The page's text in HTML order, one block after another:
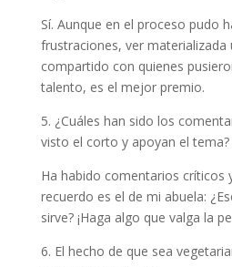
Sí. Aunque en el proceso pudo
frustraciones, ver materializada
compartido con quienes
talento, es el mejor premio.
5. ¿Cuáles han sido los
visto el corto y apoyan el tema?
Ha habido comentarios críticos
recuerdo es el de mi abuela:
sirve? ¡Haga algo que valga la
6. El hecho de que sea